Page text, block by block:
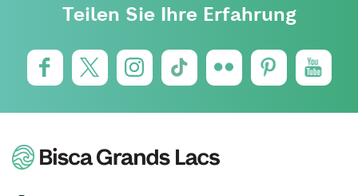
Teilen Sie Ihre Erfahrung